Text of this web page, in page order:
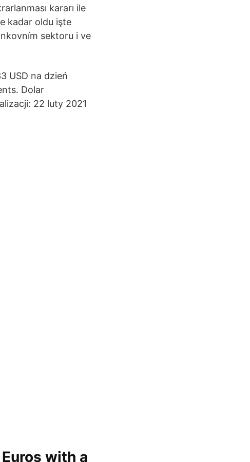
kararı ile
kadar oldu işte
sektoru i ve
USD na dzień
Dolar
22 luty 2021
with a